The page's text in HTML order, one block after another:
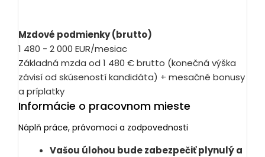
Mzdové podmienky (brutto)
1 480 - 2 000 EUR/mesiac
Základná mzda od 1 480 € brutto (konečná výška
závisí od skúseností kandidáta) + mesačné bonusy
a príplatky
Informácie o pracovnom mieste
Náplň práce, právomoci a zodpovednosti
Vašou úlohou bude zabezpečiť plynulý a